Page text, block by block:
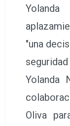
"una
Yolanda
Oliva